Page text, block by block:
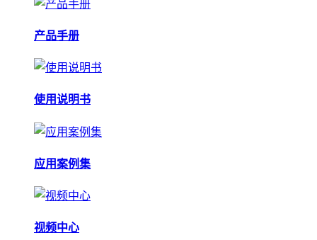
产品手册
使用说明书
应用案例集
视频中心